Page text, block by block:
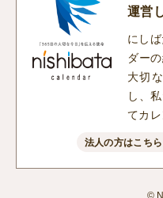
運営
にし
ダー
大切
し、
てカ
法人の方はこち
©